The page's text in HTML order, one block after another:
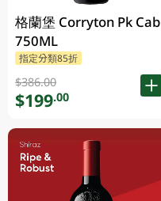
格蘭堡 Corryton Pk Cab
750ML
指定分類85折
$386.00
$199.00